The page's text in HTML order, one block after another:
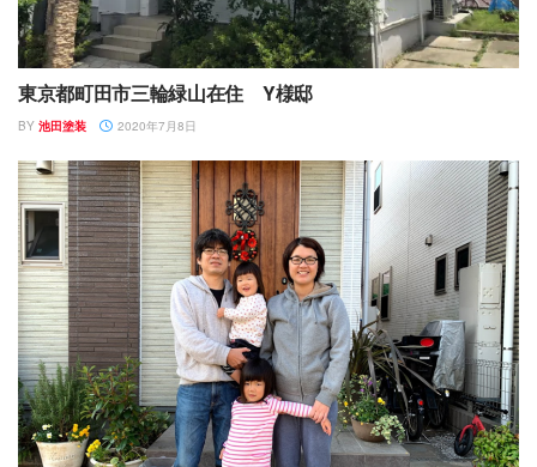
東京都町田市三輪緑山在住 Y様邸
BY 池田塗装 2020年7月8日